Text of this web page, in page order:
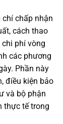
chí chấp nhận
cách thao
phí vòng
các phương
Phần này
điều kiện bảo
và bộ phận
thực tế trong